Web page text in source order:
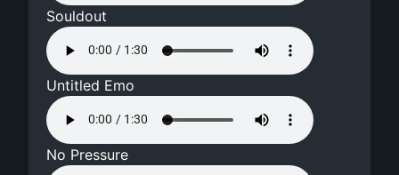
Souldout
Untitled Emo
No Pressure